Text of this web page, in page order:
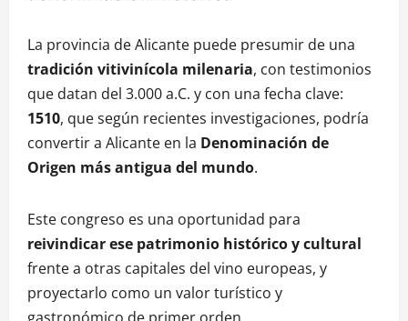
La provincia de Alicante puede presumir de una
tradición vitivinícola milenaria, con testimonios
que datan del 3.000 a.C. y con una fecha clave:
1510, que según recientes investigaciones, podría
convertir a Alicante en la Denominación de
Origen más antigua del mundo.
Este congreso es una oportunidad para
reivindicar ese patrimonio histórico y cultural
frente a otras capitales del vino europeas, y
proyectarlo como un valor turístico y